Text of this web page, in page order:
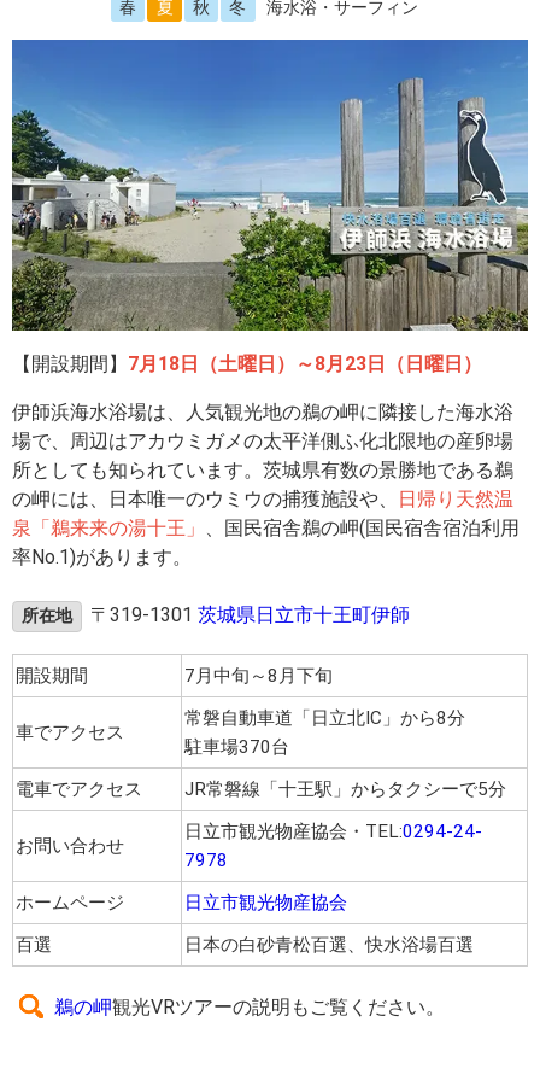
春 夏 秋 冬 海水浴・サーフィン
【開設期間】 7月18日（土曜日）～8月23日（日曜日）
伊師浜海水浴場は、人気観光地の鵜の岬に隣接した海水浴
場で、周辺はアカウミガメの太平洋側ふ化北限地の産卵場
所としても知られています。茨城県有数の景勝地である鵜
の岬には、日本唯一のウミウの捕獲施設や、
日帰り天然温
泉「鵜来来の湯十王」 、国民宿舎鵜の岬(国民宿舎宿泊利用
率No.1)があります。
所在地 〒319-1301 茨城県日立市十王町伊師
開設期間 7月中旬～8月下旬
車でアクセス
常磐自動車道「日立北IC」から8分
駐車場370台
電車でアクセス
JR常磐線「十王駅」からタクシーで5分
お問い合わせ
日立市観光物産協会・TEL:0294-24-
7978
ホームページ
日立市観光物産協会
百選
日本の白砂青松百選、快水浴場百選
鵜の岬観光VRツアーの説明もご覧ください。